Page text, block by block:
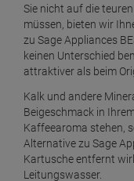
Sie nicht auf die
müssen, bieten wir
zu Sage Appliances
keinen Unterschied
attraktiver als beim
Kalk und andere
Beigeschmack in
Kaffeearoma stehen,
Alternative zu Sage
Kartusche entfernt
Leitungswasser.